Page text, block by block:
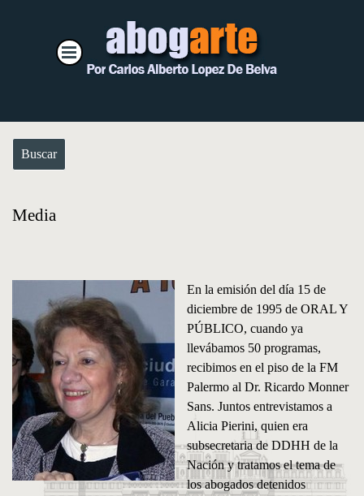
Saltar menú
Buscar
Media
En la emisión del día 15 de
diciembre de 1995 de ORAL Y
PÚBLICO, cuando ya
llevábamos 50 programas,
recibimos en el piso de la FM
Palermo al Dr. Ricardo Monner
Sans. Juntos entrevistamos a
Alicia Pierini, quien era
subsecretaria de DDHH de la
Nación y tratamos el tema de
los abogados detenidos